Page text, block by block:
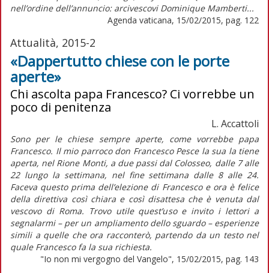
nell’ordine dell’annuncio: arcivescovi Dominique Mamberti...
Agenda vaticana, 15/02/2015, pag. 122
Attualità, 2015-2
«Dappertutto chiese con le porte
aperte»
Chi ascolta papa Francesco? Ci vorrebbe un
poco di penitenza
L. Accattoli
Sono per le chiese sempre aperte, come vorrebbe papa
Francesco. Il mio parroco don Francesco Pesce la sua la tiene
aperta, nel Rione Monti, a due passi dal Colosseo, dalle 7 alle
22 lungo la settimana, nel fine settimana dalle 8 alle 24.
Faceva questo prima dell’elezione di Francesco e ora è felice
della direttiva così chiara e così disattesa che è venuta dal
vescovo di Roma. Trovo utile quest’uso e invito i lettori a
segnalarmi – per un ampliamento dello sguardo – esperienze
simili a quelle che ora racconterò, partendo da un testo nel
quale Francesco fa la sua richiesta.
"Io non mi vergogno del Vangelo", 15/02/2015, pag. 143